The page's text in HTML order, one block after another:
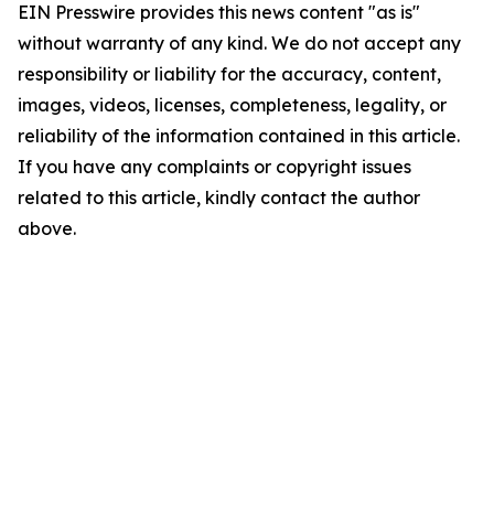
EIN Presswire provides this news content "as is"
without warranty of any kind. We do not accept any
responsibility or liability for the accuracy, content,
images, videos, licenses, completeness, legality, or
reliability of the information contained in this article.
If you have any complaints or copyright issues
related to this article, kindly contact the author
above.